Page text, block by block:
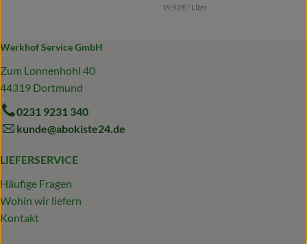
, Referenzpreis:
19,93 €/ Liter
Werkhof Service GmbH
Zum Lonnenhohl 40
44319 Dortmund
0231 9231 340
kunde@abokiste24.de
LIEFERSERVICE
Häufige Fragen
Wohin wir liefern
Kontakt